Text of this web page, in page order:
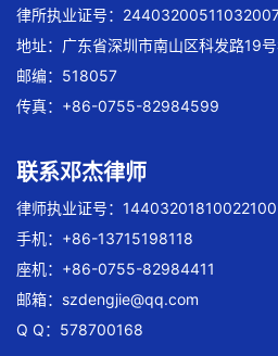
律所执业证号：
地址：广东省深圳市南山区科发路19
邮编：518057
传真：+86-0755-82984599
联系邓杰律师
律师执业证号：14403201810022100
手机：+86-13715198118
座机：+86-0755-82984411
邮箱： szdengjie@qq.com
Q Q：578700168